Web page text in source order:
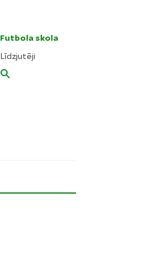
Futbola skola
Līdzjutēji